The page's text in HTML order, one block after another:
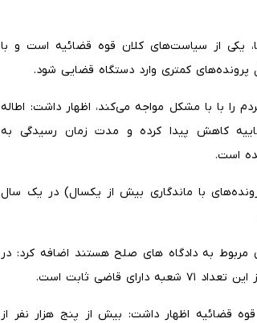
یکی از سیاست‌های کلان قوه قضائیه است و با
کمتری وارد دستگاه قضایی شود.
را با با مشکل مواجه می‌کند، اظهار داشت: اطاله
کاهش پیدا کرده و مدت زمان رسیدگی به
۵۸ هزار و ۱۹۳ پرونده مُسن (پرونده‌های با ماندگاری بیش از یکسال) در یک سال
وارده در استان مربوط به دادگاه های صلح هستند اضافه کرد: در
قضائیه اظهار داشت: بیش از پنج هزار نفر از